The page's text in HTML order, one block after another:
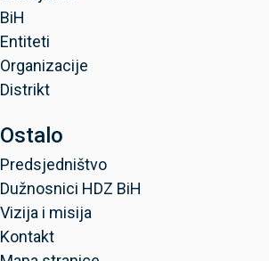
BiH
Entiteti
Organizacije
Distrikt
Ostalo
Predsjedništvo
Dužnosnici HDZ BiH
Vizija i misija
Kontakt